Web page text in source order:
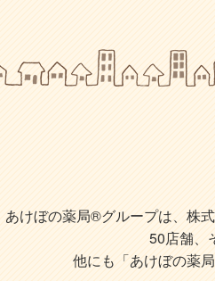
あけぼの薬局®グループは、株
50店舗、
他にも「あけぼの薬